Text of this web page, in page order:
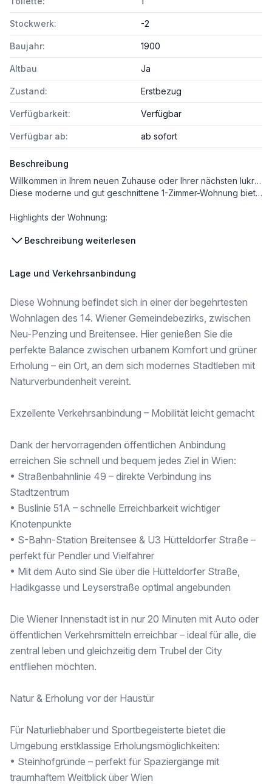
Stockwerk: -2
Baujahr: 1900
Altbau Ja
Zustand: Erstbezug
Verfügbarkeit: Verfügbar
Verfügbar ab: ab sofort
Beschreibung
Willkommen in Ihrem neuen Zuhause oder Ihrer nächsten lukrativen Kapitalanlage!
Diese moderne und gut geschnittene 1-Zimmer-Wohnung bietet auf 33,19 m² Wohnfläche alles, was das Stadtleben angenehm macht. Der gemütliche Balkon mit 2,37 m² lädt zum Entspannen ein und sorgt für eine schöne Verbindung zwischen Innen- und Außenbereich.
Highlights der Wohnung:
✔ Wohnnutzfläche: 33,19 m² – optimal aufgeteilt für höchsten Wohnkomfort
✔ Badezimmer mit Dusche: Stilvoll und funktional gestaltet
✔ Lage im 2. Obergeschoss – angenehme Höhe für ruhiges Wohnen
Top-Lage mit perfekter Infrastruktur
Diese Wohnung befindet sich in einem begehrten Stadtteil Wiens, der eine ideale Kombination aus urbanem Lebensstil und Erholungsmöglichkeiten bietet:
✅ Optimale Verkehrsanbindung: Straßenbahn, Bus und U-Bahn sorgen für schnelle Wege
✅ Supermärkte, Restaurants, Cafés und Fitnessstudios in direkter Umgebung
✅ Grünflächen & Parks in der Nähe – für Sport und Entspannung
Die Wohnung eignet sich nicht nur perfekt für Singles oder Pendler, sondern ist auch eine hervorragende Kapitalanlage:
• Kaufpreis für Eigennutzer: € 220.000,00
• Kaufpreis für Anleger: € 212.781,00 zzgl. 20% USt.
Kompakte Wohnungen in zentraler Lage sind auf dem Immobilienmarkt besonders gefragt, was langfristige Wertsteigerung und sichere Vermietbarkeit garantiert.
Sichern Sie sich dieses attraktive Wohnjuwel und vereinbaren Sie noch heute eine Besichtigung!
📞 Ihre Immobilienexpertin:
Mag.Rustam Sabirov - Optimuss Premium Immobilien GmbH
📱 +43 681 818 132 66
🌐 www.optimuss-premium.com
Wir weisen darauf hin, dass zwischen dem Vermittler und dem zu vermittelnden Dritten ein familiäres oder wirtschaftliches Naheverhältnis besteht.
Der Vermittler ist als Doppelmakler tätig.
Gesundheit
Apotheke <1.500m
Klinik <4.500m
Krankenhaus <4.000m
Kinder & Schulen
Beschreibung weiterlesen
Lage und Verkehrsanbindung
Diese Wohnung befindet sich in einer der begehrtesten
Wohnlagen des 14. Wiener Gemeindebezirks, zwischen
Neu-Penzing und Breitensee. Hier genießen Sie die
perfekte Balance zwischen urbanem Komfort und grüner
Erholung – ein Ort, an dem sich modernes Stadtleben mit
Naturverbundenheit vereint.
Exzellente Verkehrsanbindung – Mobilität leicht gemacht
Dank der hervorragenden öffentlichen Anbindung
erreichen Sie schnell und bequem jedes Ziel in Wien:
• Straßenbahnlinie 49 – direkte Verbindung ins
Stadtzentrum
• Buslinie 51A – schnelle Erreichbarkeit wichtiger
Knotenpunkte
• S-Bahn-Station Breitensee & U3 Hütteldorfer Straße –
perfekt für Pendler und Vielfahrer
• Mit dem Auto sind Sie über die Hütteldorfer Straße,
Hadikgasse und Leyserstraße optimal angebunden
Die Wiener Innenstadt ist in nur 20 Minuten mit Auto oder
öffentlichen Verkehrsmitteln erreichbar – ideal für alle, die
zentral leben und gleichzeitig dem Trubel der City
entfliehen möchten.
Natur & Erholung vor der Haustür
Für Naturliebhaber und Sportbegeisterte bietet die
Umgebung erstklassige Erholungsmöglichkeiten:
• Steinhofgründe – perfekt für Spaziergänge mit
traumhaftem Weitblick über Wien